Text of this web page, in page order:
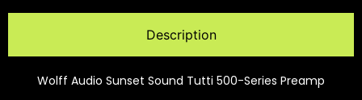
Description
Wolff Audio Sunset Sound Tutti 500-Series Preamp